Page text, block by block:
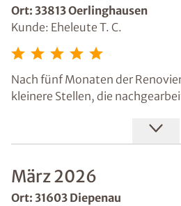
Ort: 33813 Oerlinghausen
Kunde: Eheleute T. C.
Nach fünf Monaten der
kleinere Stellen, die
der sicheren Seite, dass das
u Mehrkosten nicht entstehen
Arbeiten war toll.
März 2026
Ort: 31603 Diepenau